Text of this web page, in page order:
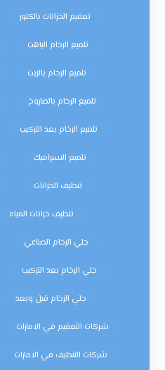
تعقيم الخزانات بالكلور
تلميع الرخام الباهت
تلميع الرخام بالزيت
تلميع الرخام بالصاروخ
تلميع الرخام بعد التركيب
تلميع السيراميك
تنظيف الخزانات
تنظيف خزانات المياه
جلي الرخام الصناعي
جلي الرخام بعد التركيب
جلي الرخام قبل وبعد
شركات التعقيم في الامارات
شركات التنظيف في الامارات